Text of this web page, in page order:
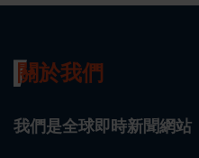
關於我們
我們是全球即時新聞網站